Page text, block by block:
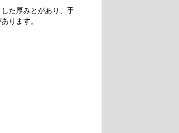
た厚みとがあり、手
ります。